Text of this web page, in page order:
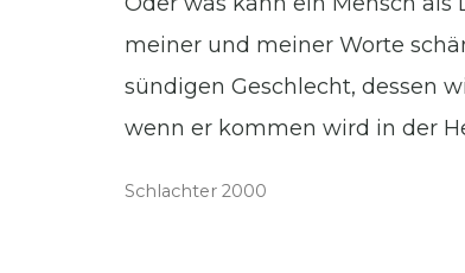
meiner und meiner Worte
sündigen Geschlecht, dessen
wenn er kommen wird in der
Schlachter 2000